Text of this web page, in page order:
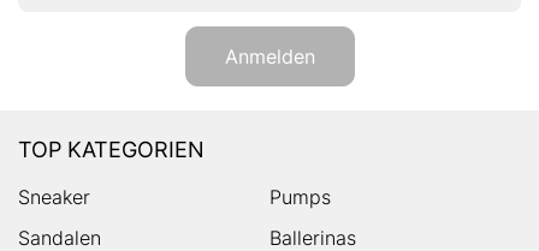
Anmelden
TOP KATEGORIEN
Sneaker
Pumps
Sandalen
Ballerinas